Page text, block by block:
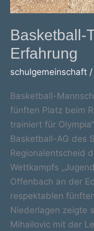
Basketball-
Erfahrung
schulgemeinschaft /
Basketball-
fünften Platz beim
trainiert für
Basketball-AG des
Regionalentscheid
Wettkampfs
Offenbach an der
respektablen
Niederlagen zeigte
Mihailovic mit der